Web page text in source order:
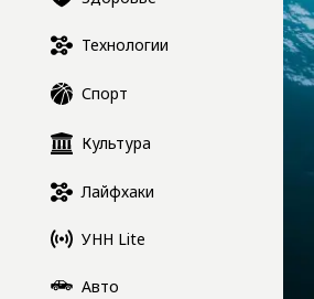
Технологии
Спорт
Культура
Лайфхаки
УНН Lite
Авто